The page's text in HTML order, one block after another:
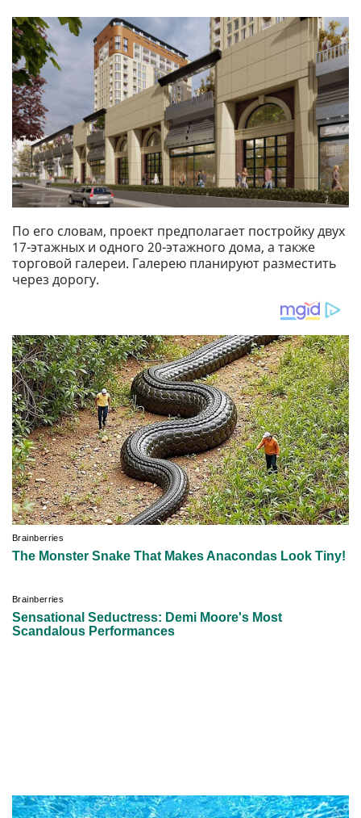
По его словам, проект предполагает постройку двух
17-этажных и одного 20-этажного дома, а также
торговой галереи. Галерею планируют разместить
через дорогу.